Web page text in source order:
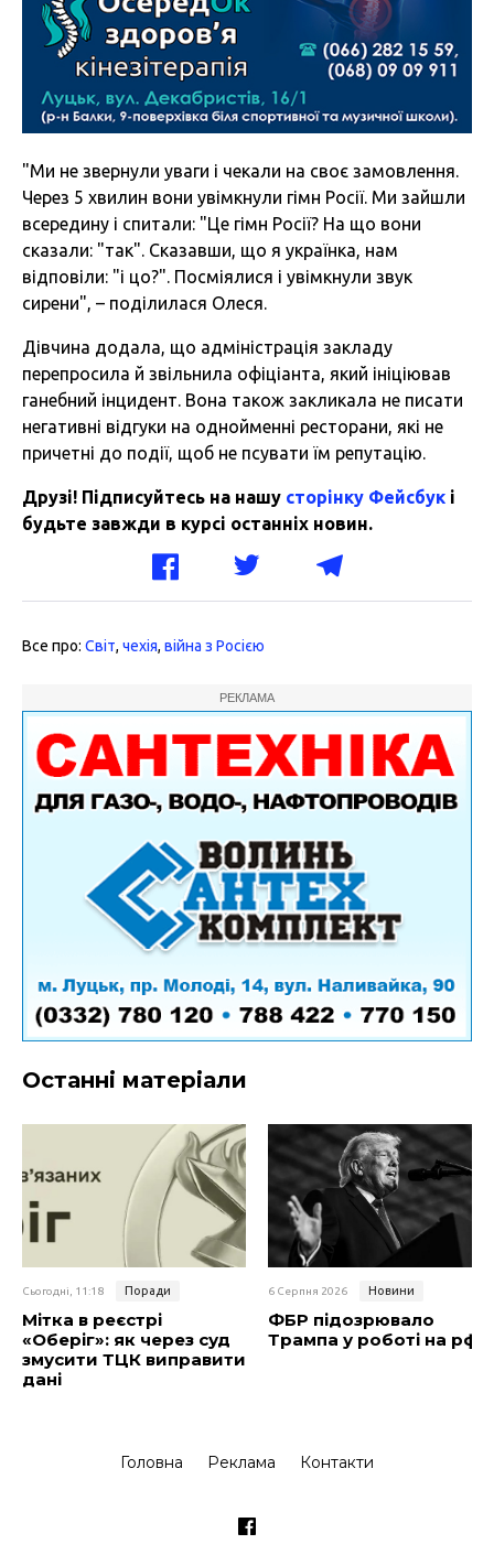
"Ми не звернули уваги і чекали на своє замовлення.
Через 5 хвилин вони увімкнули гімн Росії. Ми зайшли
всередину і спитали: "Це гімн Росії? На що вони
сказали: "так". Сказавши, що я українка, нам
відповіли: "і цо?". Посміялися і увімкнули звук
сирени", – поділилася Олеся.
Дівчина додала, що адміністрація закладу
перепросила й звільнила офіціанта, який ініціював
ганебний інцидент. Вона також закликала не писати
негативні відгуки на однойменні ресторани, які не
причетні до події, щоб не псувати їм репутацію.
Друзі! Підписуйтесь на нашу сторінку Фейсбук і
будьте завжди в курсі останніх новин.
Все про: Світ, чехія, війна з Росією
РЕКЛАМА
Останні матеріали
Сьогодні, 11:18 Поради
Мітка в реєстрі
«Оберіг»: як через суд
змусити ТЦК виправити
дані
6 Серпня 2026 Новини
ФБР підозрювало
Трампа у роботі на рф
Головна Реклама Контакти